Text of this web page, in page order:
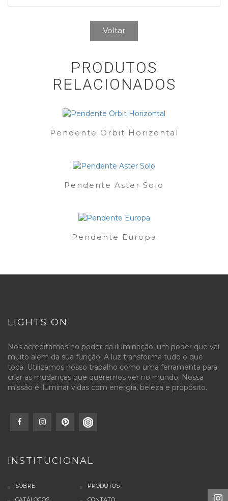
Voltar
PRODUTOS
RELACIONADOS
Pendente Orbit Horizontal
Pendente Aster Solo
Pendente Europa
LIGHTS ON
Nós acreditamos no poder da iluminação, um poder que vai
muito além da sua função. A luz transforma tudo o que
toca. Utilizamos nosso trabalho como uma ferramenta para
criar as mudanças que queremos ver no mundo. Nossa
missão é iluminar vidas com energia, beleza e propósito.
INSTITUCIONAL
SOBRE
PRODUTOS
CATÁLOGOS
CONTATO